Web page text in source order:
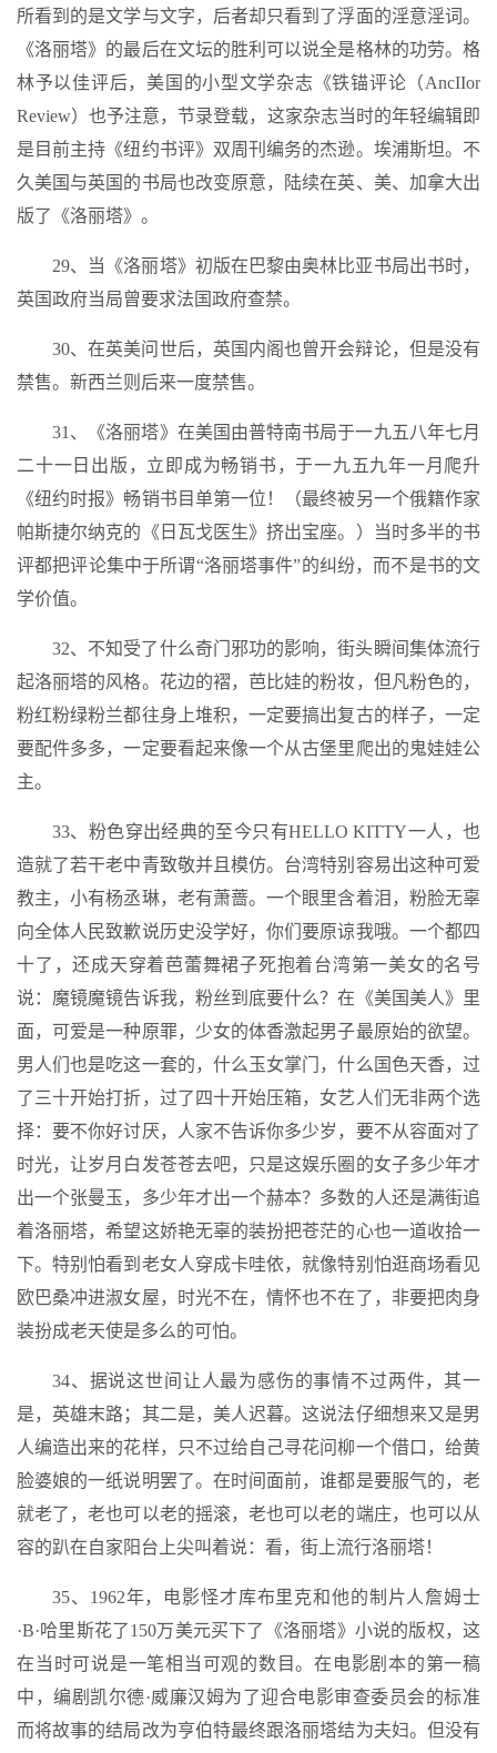
所看到的是文学与文字，后者却只看到了浮面的淫意淫词。
《洛丽塔》的最后在文坛的胜利可以说全是格林的功劳。格
林予以佳评后，美国的小型文学杂志《铁锚评论（AncIIor
Review）也予注意，节录登载，这家杂志当时的年轻编辑即
是目前主持《纽约书评》双周刊编务的杰逊。埃浦斯坦。不
久美国与英国的书局也改变原意，陆续在英、美、加拿大出
版了《洛丽塔》。
29、当《洛丽塔》初版在巴黎由奥林比亚书局出书时，
英国政府当局曾要求法国政府查禁。
30、在英美问世后，英国内阁也曾开会辩论，但是没有
禁售。新西兰则后来一度禁售。
31、《洛丽塔》在美国由普特南书局于一九五八年七月
二十一日出版，立即成为畅销书，于一九五九年一月爬升
《纽约时报》畅销书目单第一位！（最终被另一个俄籍作家
帕斯捷尔纳克的《日瓦戈医生》挤出宝座。）当时多半的书
评都把评论集中于所谓“洛丽塔事件”的纠纷，而不是书的文
学价值。
32、不知受了什么奇门邪功的影响，街头瞬间集体流行
起洛丽塔的风格。花边的褶，芭比娃的粉妆，但凡粉色的，
粉红粉绿粉兰都往身上堆积，一定要搞出复古的样子，一定
要配件多多，一定要看起来像一个从古堡里爬出的鬼娃娃公
主。
33、粉色穿出经典的至今只有HELLO KITTY一人，也
造就了若干老中青致敬并且模仿。台湾特别容易出这种可爱
教主，小有杨丞琳，老有萧蔷。一个眼里含着泪，粉脸无辜
向全体人民致歉说历史没学好，你们要原谅我哦。一个都四
十了，还成天穿着芭蕾舞裙子死抱着台湾第一美女的名号
说：魔镜魔镜告诉我，粉丝到底要什么？在《美国美人》里
面，可爱是一种原罪，少女的体香激起男子最原始的欲望。
男人们也是吃这一套的，什么玉女掌门，什么国色天香，过
了三十开始打折，过了四十开始压箱，女艺人们无非两个选
择：要不你好讨厌，人家不告诉你多少岁，要不从容面对了
时光，让岁月白发苍苍去吧，只是这娱乐圈的女子多少年才
出一个张曼玉，多少年才出一个赫本？多数的人还是满街追
着洛丽塔，希望这娇艳无辜的装扮把苍茫的心也一道收拾一
下。特别怕看到老女人穿成卡哇依，就像特别怕逛商场看见
欧巴桑冲进淑女屋，时光不在，情怀也不在了，非要把肉身
装扮成老天使是多么的可怕。
34、据说这世间让人最为感伤的事情不过两件，其一
是，英雄末路；其二是，美人迟暮。这说法仔细想来又是男
人编造出来的花样，只不过给自己寻花问柳一个借口，给黄
脸婆娘的一纸说明罢了。在时间面前，谁都是要服气的，老
就老了，老也可以老的摇滚，老也可以老的端庄，也可以从
容的趴在自家阳台上尖叫着说：看，街上流行洛丽塔！
35、1962年，电影怪才库布里克和他的制片人詹姆士
·B·哈里斯花了150万美元买下了《洛丽塔》小说的版权，这
在当时可说是一笔相当可观的数目。在电影剧本的第一稿
中，编剧凯尔德·威廉汉姆为了迎合电影审查委员会的标准
而将故事的结局改为亨伯特最终跟洛丽塔结为夫妇。但没有